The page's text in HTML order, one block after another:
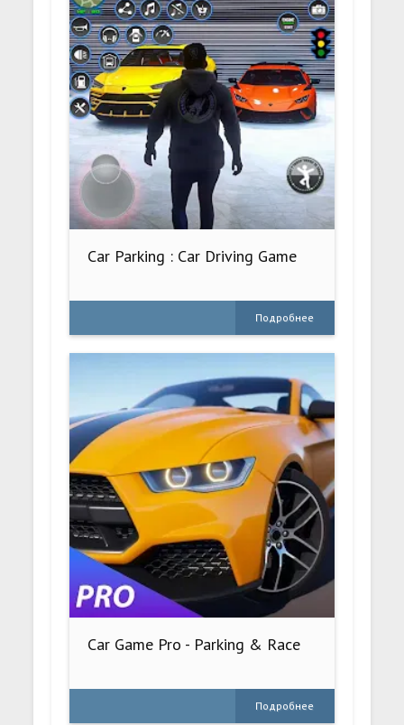
Car Parking : Car Driving Game
Подробнее
Car Game Pro - Parking & Race
Подробнее